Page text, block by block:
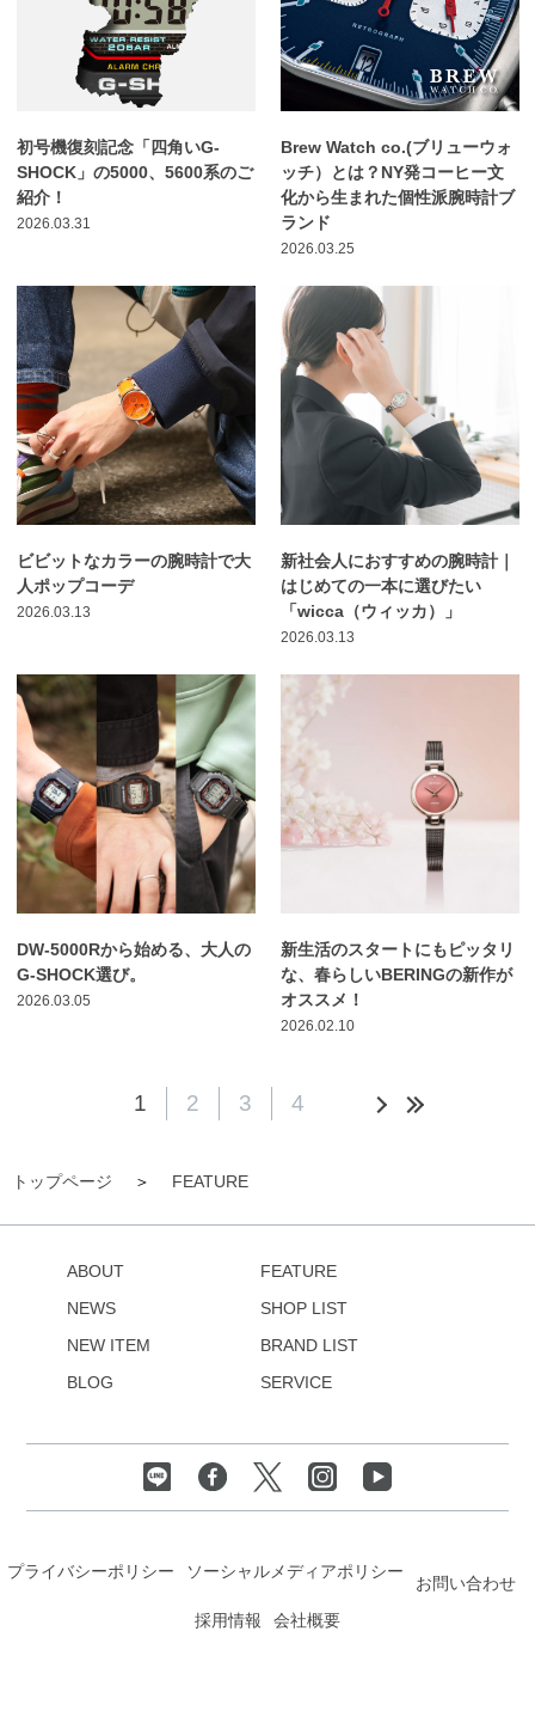
トップページ FEATURE
初号機復刻記念「四角いG-
SHOCK」の5000、5600系のご
紹介！
2026.03.31
Brew Watch co.(ブリューウォ
ッチ）とは？NY発コーヒー文
化から生まれた個性派腕時計ブ
ランド
2026.03.25
ビビットなカラーの腕時計で大
人ポップコーデ
2026.03.13
新社会人におすすめの腕時計｜
はじめての一本に選びたい
「wicca（ウィッカ）」
2026.03.13
DW-5000Rから始める、大人の
G-SHOCK選び。
2026.03.05
新生活のスタートにもピッタリ
な、春らしいBERINGの新作が
オススメ！
2026.02.10
1 2 3 4
ABOUT
NEWS
NEW ITEM
BLOG
FEATURE
SHOP LIST
BRAND LIST
SERVICE
プライバシーポリシー ソーシャルメディアポリシー
お問い合わせ
採用情報
会社概要